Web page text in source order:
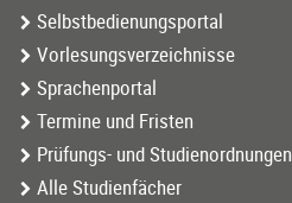
Selbstbedienungsportal
Vorlesungsverzeichnisse
Sprachenportal
Termine und Fristen
Prüfungs- und Studienordnungen
Alle Studienfächer